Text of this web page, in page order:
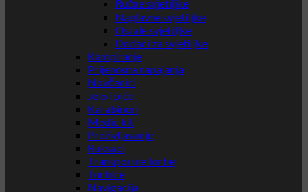
Ručne svjetiljke
Naglavne svjetiljke
Ostale svjetiljke
Dodaci za svjetiljke
Kampiranje
Prijenosna napajanja
Novčanici
Jelo i piće
Karabineri
Medic kit
Preživljavanje
Ruksaci
Transportne torbe
Torbice
Navigacija